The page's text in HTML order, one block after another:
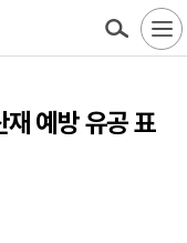
예방 유공 표